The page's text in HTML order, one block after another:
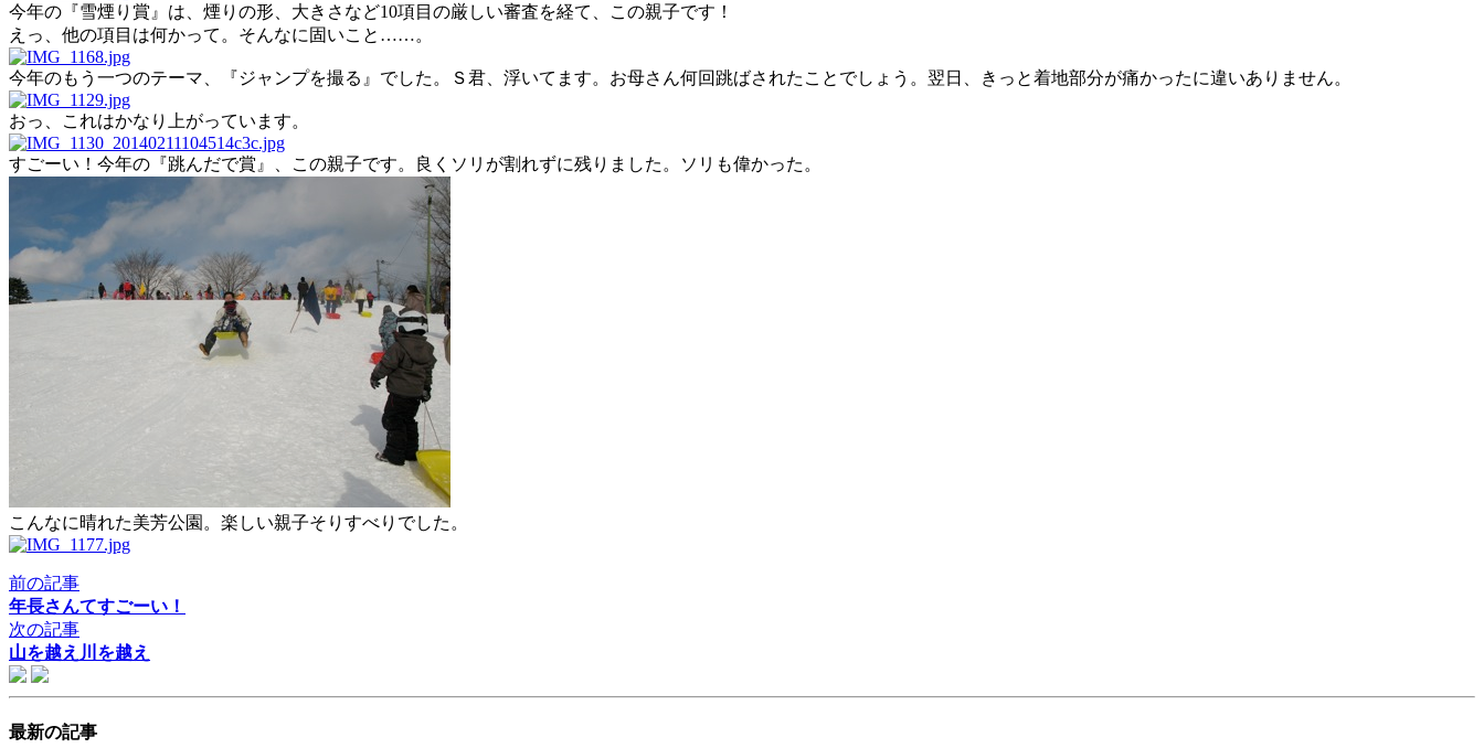
今年の『雪煙り賞』は、煙りの形、大きさなど10項目の厳しい審査を経て、この親子です！
えっ、他の項目は何かって。そんなに固いこと……。
今年のもう一つのテーマ、『ジャンプを撮る』でした。Ｓ君、浮いてます。お母さん何回跳ばされたことでしょう。翌日、きっと着地部分が痛かったに違いありません。
おっ、これはかなり上がっています。
すごーい！今年の『跳んだで賞』、この親子です。良くソリが割れずに残りました。ソリも偉かった。
こんなに晴れた美芳公園。楽しい親子そりすべりでした。
前の記事
年長さんてすごーい！
次の記事
山を越え川を越え
最新の記事